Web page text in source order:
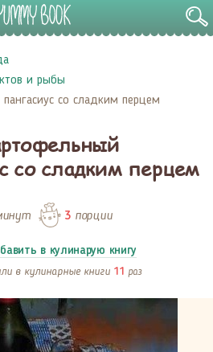
и рыбы
со сладким перцем
со сладким перцем
3порции
в кулинарую книгу
в кулинарные книги 11 раз